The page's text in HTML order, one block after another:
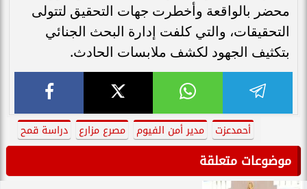
محضر بالواقعة وأخطرت جهات التحقيق لتتولى
التحقيقات، والتي كلفت إدارة البحث الجنائي
بتكثيف الجهود لكشف ملابسات الحادث.
أحمدعزت مدير أمن الفيوم مصرع مزارع دراسة قمح
موضوعات متعلقة